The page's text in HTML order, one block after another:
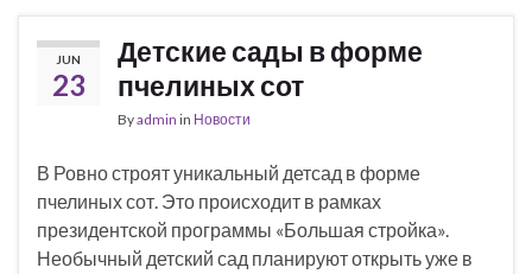
JUN
23
Детские сады в форме
пчелиных сот
Byadmin in Новости
В Ровно строят уникальный детсад в форме
пчелиных сот. Это происходит в рамках
президентской программы «Большая стройка».
Необычный детский сад планируют открыть уже в